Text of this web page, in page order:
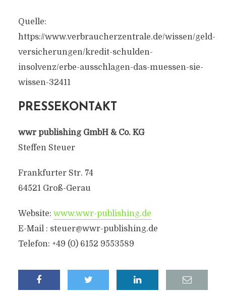
Quelle:
https://www.verbraucherzentrale.de/wissen/geld-
versicherungen/kredit-schulden-
insolvenz/erbe-ausschlagen-das-muessen-sie-
wissen-32411
PRESSEKONTAKT
wwr publishing GmbH & Co. KG
Steffen Steuer
Frankfurter Str. 74
64521 Groß-Gerau
Website: www.wwr-publishing.de
E-Mail : steuer@wwr-publishing.de
Telefon: +49 (0) 6152 9553589